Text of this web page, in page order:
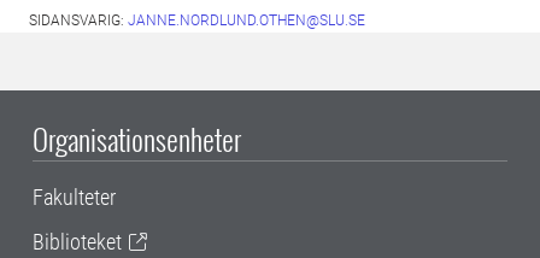
SIDANSVARIG: JANNE.NORDLUND.OTHEN@SLU.SE
Organisationsenheter
Fakulteter
Biblioteket